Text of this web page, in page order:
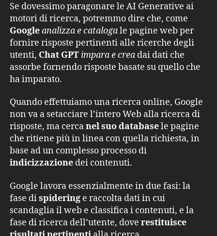
Se dovessimo paragonare le AI Generative ai
motori di ricerca, potremmo dire che, come
Googleanalizza e catalogale pagine web per
fornire risposte pertinenti alle ricerche degli
utenti, Chat GPT impara e crea dai dati che
assorbe fornendo risposte basate su quello che
ha imparato.
Quando effettuiamo una ricerca online, Google
non va a setacciare l’intero Web alla ricerca di
risposte, ma cercanel suo databasele pagine
che ritiene più in linea con quella richiesta, in
base ad un complesso processo di
indicizzazione dei contenuti.
Google lavora essenzialmente in due fasi: la
fase dispidering e raccolta dati in cui
scandaglia il web e classifica i contenuti, e la
fase di ricerca dell’utente, dove restituisce